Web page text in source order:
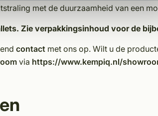
met de duurzaamheid van een
Zie verpakkingsinhoud voor de
contact met ons op. Wilt u de
via https://www.kempiq.nl/